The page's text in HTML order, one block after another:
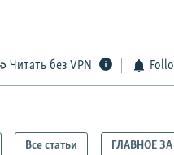
Читать без VPN
Все статьи ГЛАВНОЕ